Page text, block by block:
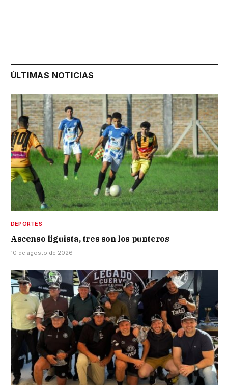
ÚLTIMAS NOTICIAS
DEPORTES
Ascenso liguista, tres son los punteros
10 de agosto de 2026